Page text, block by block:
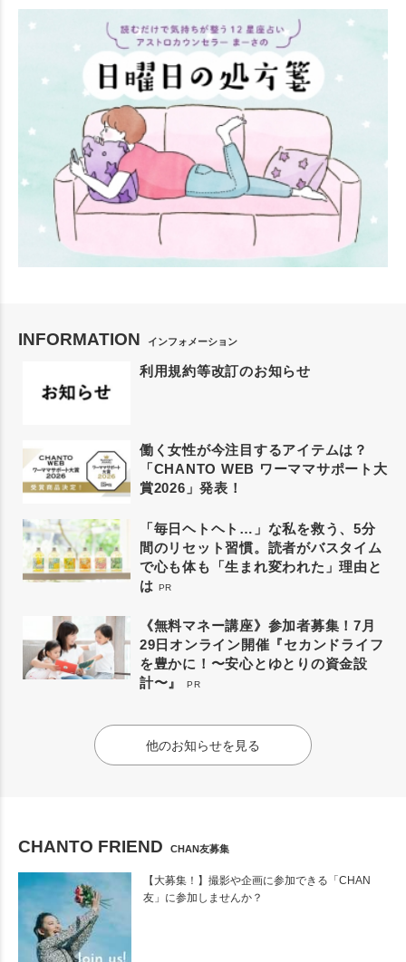
INFORMATION インフォメーション
利用規約等改訂のお知らせ
働く女性が今注目するアイテムは？
「CHANTO WEB ワーママサポート大
賞2026」発表！
「毎日ヘトヘト…」な私を救う、5分
間のリセット習慣。読者がバスタイム
で心も体も「生まれ変われた」理由と
は
PR
《無料マネー講座》参加者募集！7月
29日オンライン開催『セカンドライフ
を豊かに！〜安心とゆとりの資金設
計〜』
PR
他のお知らせを見る
CHANTO FRIEND CHAN友募集
【大募集！】撮影や企画に参加できる「CHAN
友」に参加しませんか？